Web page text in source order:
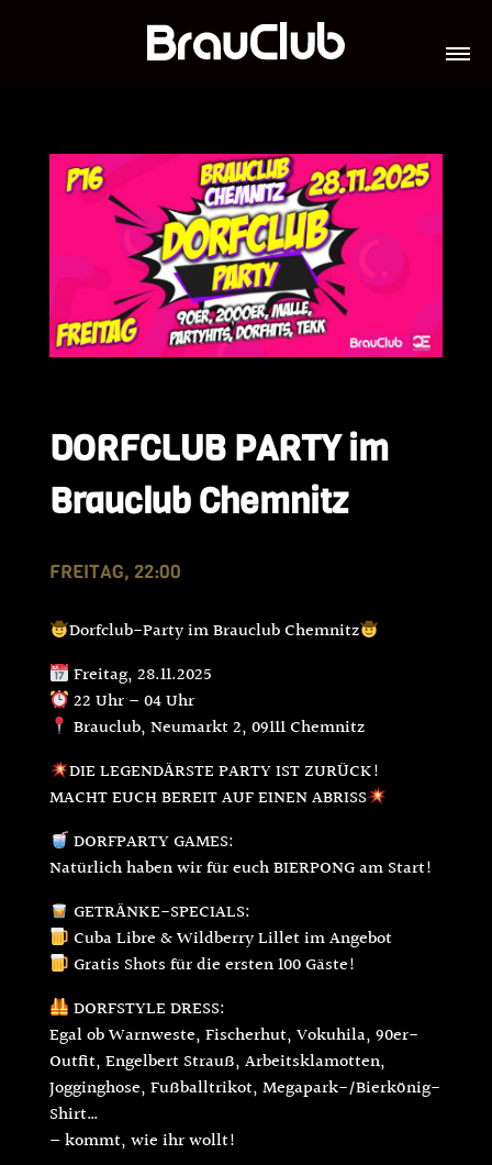
DORFCLUB PARTY im
Brauclub Chemnitz
FREITAG, 22:00
Dorfclub-Party im Brauclub Chemnitz
Freitag, 28.11.2025
22 Uhr – 04 Uhr
Brauclub, Neumarkt 2, 09111 Chemnitz
DIE LEGENDÄRSTE PARTY IST ZURÜCK!
MACHT EUCH BEREIT AUF EINEN ABRISS
DORFPARTY GAMES:
Natürlich haben wir für euch BIERPONG am Start!
GETRÄNKE-SPECIALS:
Cuba Libre & Wildberry Lillet im Angebot
Gratis Shots für die ersten 100 Gäste!
DORFSTYLE DRESS:
Egal ob Warnweste, Fischerhut, Vokuhila, 90er-
Outfit, Engelbert Strauß, Arbeitsklamotten,
Jogginghose, Fußballtrikot, Megapark-/Bierkönig-
Shirt…
– kommt, wie ihr wollt!
GALERIE
TEAM
VIP-LOUNGES
JOBS